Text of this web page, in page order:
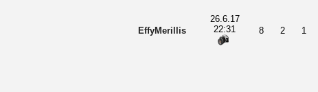
EffyMerillis
26.6.17
22:31
8 2 1